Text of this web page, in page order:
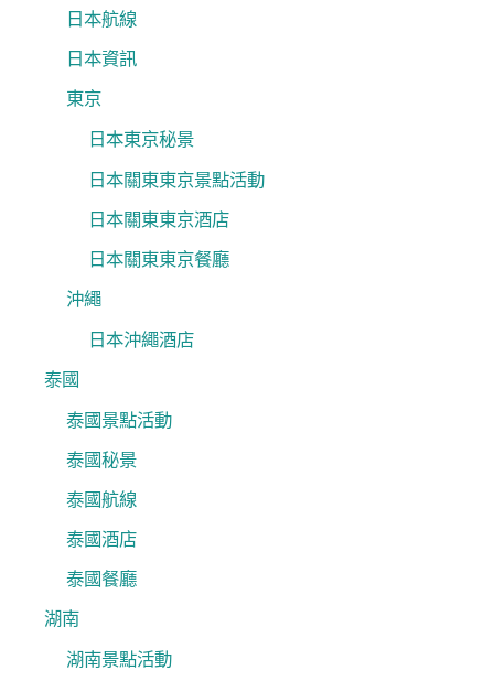
日本航線
日本資訊
東京
日本東京秘景
日本關東東京景點活動
日本關東東京酒店
日本關東東京餐廳
沖繩
日本沖繩酒店
泰國
泰國景點活動
泰國秘景
泰國航線
泰國酒店
泰國餐廳
湖南
湖南景點活動